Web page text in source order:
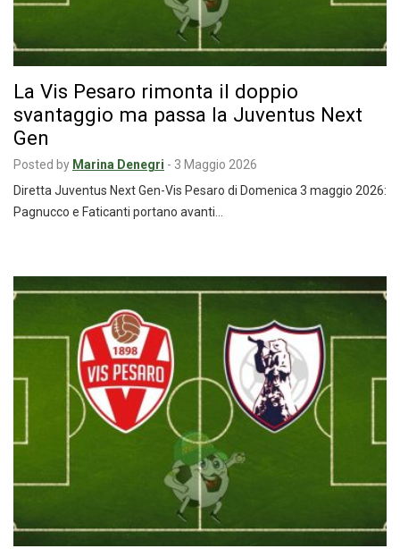
La Vis Pesaro rimonta il doppio
svantaggio ma passa la Juventus Next
Gen
Posted by Marina Denegri - 3 Maggio 2026
Diretta Juventus Next Gen-Vis Pesaro di Domenica 3 maggio 2026:
Pagnucco e Faticanti portano avanti…